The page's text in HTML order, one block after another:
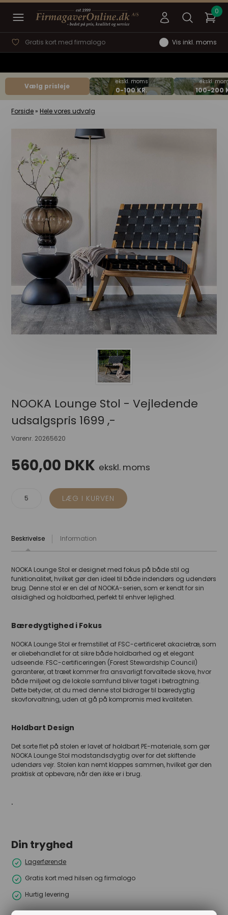
Gratis kort med firmalogo Vis inkl. moms
Vælg prisleje
Forside » Hele vores udvalg
NOOKA Lounge Stol - Vejledende
udsalgspris 1699 ,-
Varenr. 20265620
560,00 DKK ekskl. moms
Beskrivelse Information
NOOKA Lounge Stol er designet med fokus på både stil og
funktionalitet, hvilket gør den ideel til både indendørs og udendørs
brug. Denne stol er en del af NOOKA-serien, som er kendt for sin
alsidighed og holdbarhed, perfekt til enhver lejlighed.
Bæredygtighed i Fokus
NOOKA Lounge Stol er fremstillet af FSC-certificeret akacietræ, som
er oliebehandlet for at sikre både holdbarhed og et elegant
udseende. FSC-certificeringen (Forest Stewardship Council)
garanterer, at træet kommer fra ansvarligt forvaltede skove, hvor
både miljøet og de lokale samfund bliver taget i betragtning.
Dette betyder, at du med denne stol bidrager til bæredygtig
skovforvaltning, uden at gå på kompromis med kvaliteten.
Holdbart Design
Det sorte flet på stolen er lavet af holdbart PE-materiale, som gør
NOOKA Lounge Stol modstandsdygtig over for det skiftende
udendørs vejr. Stolen kan nemt klappes sammen, hvilket gør den
praktisk at opbevare, når den ikke er i brug.
.
Din tryghed
Lagerførende
Gratis kort med hilsen og firmalogo
Hurtig levering